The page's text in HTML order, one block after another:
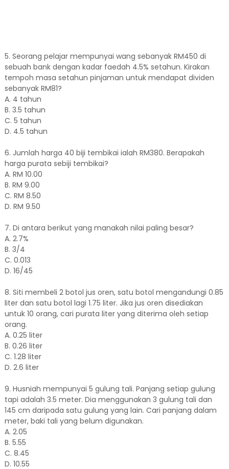
5. Seorang pelajar mempunyai wang sebanyak RM450 di
sebuah bank dengan kadar faedah 4.5% setahun. Kirakan
tempoh masa setahun pinjaman untuk mendapat dividen
sebanyak RM81?
A. 4 tahun
B. 3.5 tahun
C. 5 tahun
D. 4.5 tahun
6. Jumlah harga 40 biji tembikai ialah RM380. Berapakah
harga purata sebiji tembikai?
A. RM 10.00
B. RM 9.00
C. RM 8.50
D. RM 9.50
7. Di antara berikut yang manakah nilai paling besar?
A. 2.7%
B. 3/4
C. 0.013
D. 16/45
8. Siti membeli 2 botol jus oren, satu botol mengandungi 0.85
liter dan satu botol lagi 1.75 liter. Jika jus oren disediakan
untuk 10 orang, cari purata liter yang diterima oleh setiap
orang.
A. 0.25 liter
B. 0.26 liter
C. 1.28 liter
D. 2.6 liter
9. Husniah mempunyai 5 gulung tali. Panjang setiap gulung
tapi adalah 3.5 meter. Dia menggunakan 3 gulung tali dan
145 cm daripada satu gulung yang lain. Cari panjang dalam
meter, baki tali yang belum digunakan.
A. 2.05
B. 5.55
C. 8.45
D. 10.55